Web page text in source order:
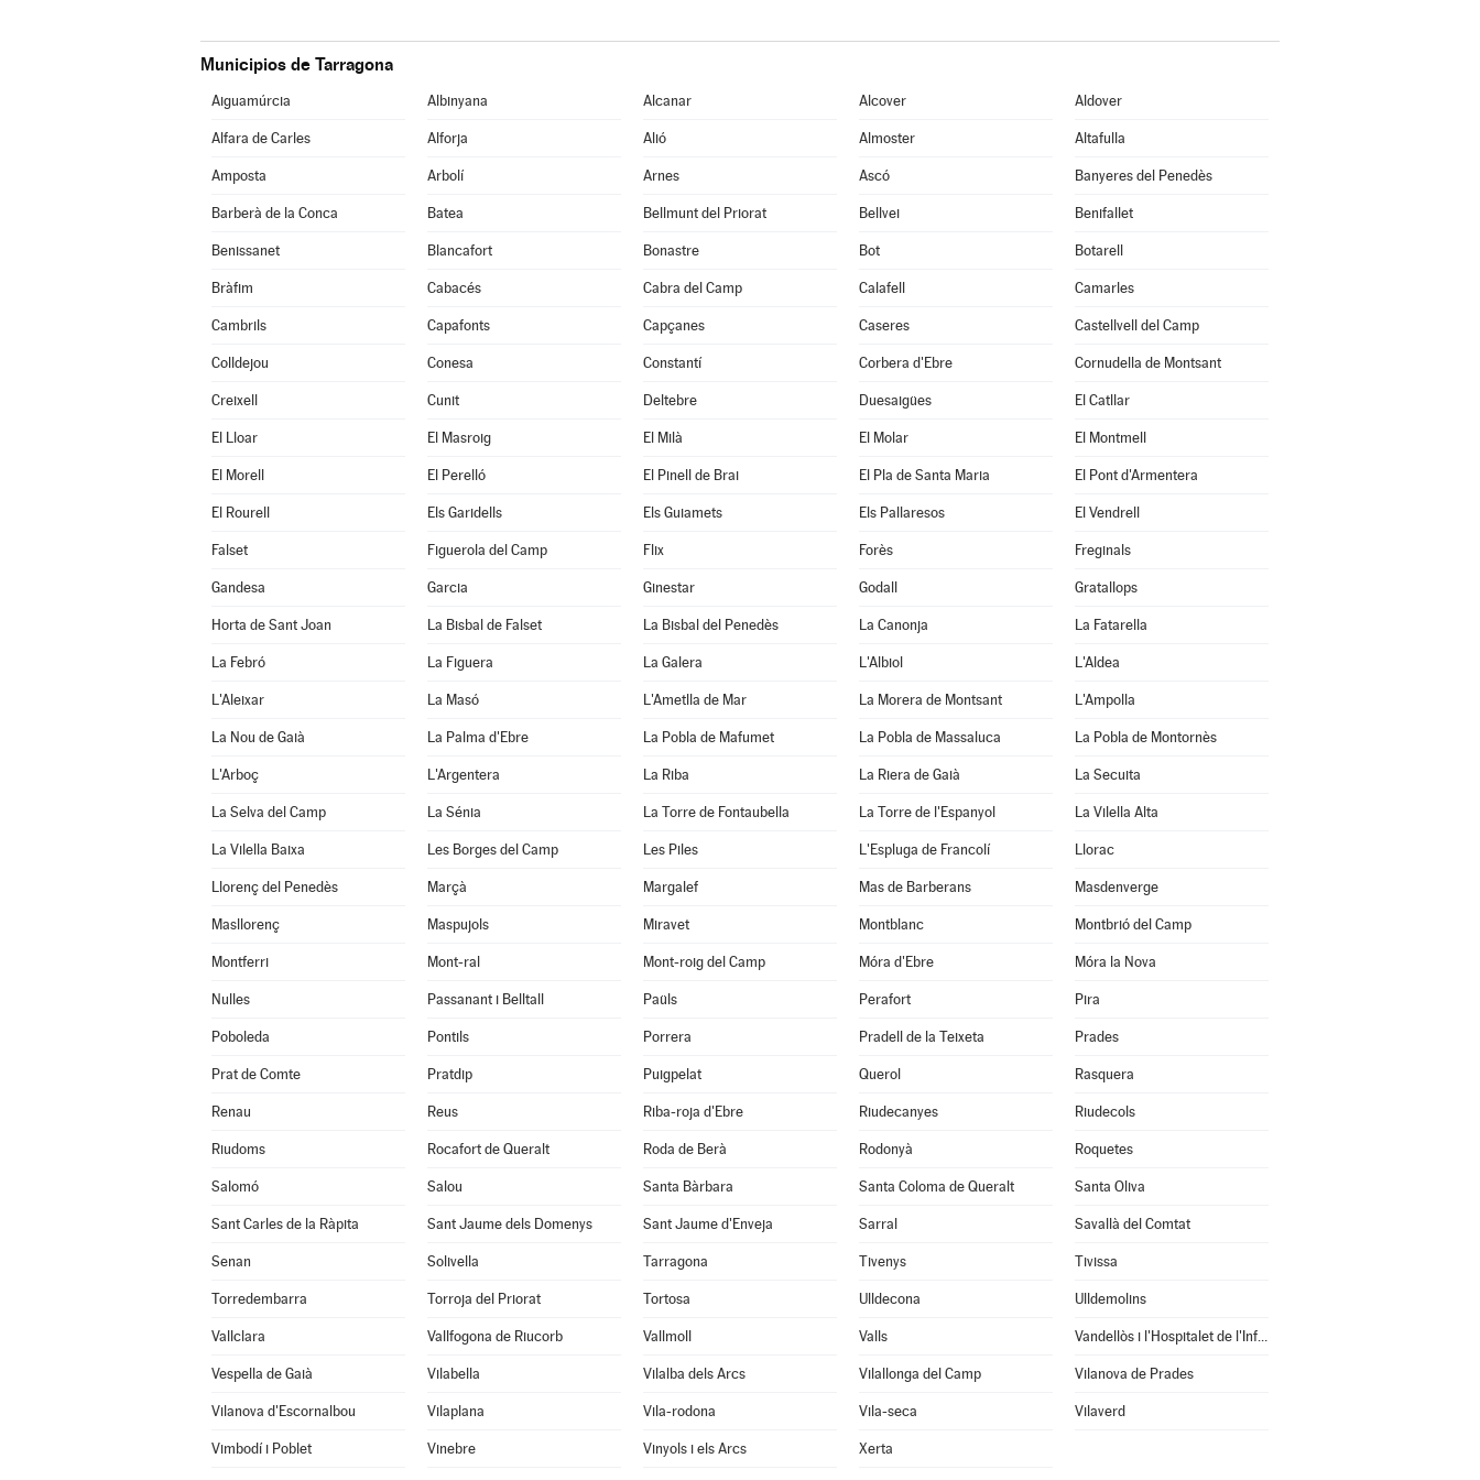
Municipios de Tarragona
Aiguamúrcia Albinyana Alcanar Alcover Aldover
Alfara de Carles Alforja Alió Almoster Altafulla
Amposta Arbolí Arnes Ascó Banyeres del Penedès
Barberà de la Conca Batea Bellmunt del Priorat Bellvei Benifallet
Benissanet Blancafort Bonastre Bot Botarell
Bràfim Cabacés Cabra del Camp Calafell Camarles
Cambrils Capafonts Capçanes Caseres Castellvell del Camp
Colldejou Conesa Constantí Corbera d'Ebre Cornudella de Montsant
Creixell Cunit Deltebre Duesaigües El Catllar
El Lloar El Masroig El Milà El Molar El Montmell
El Morell El Perelló El Pinell de Brai El Pla de Santa Maria El Pont d'Armentera
El Rourell Els Garidells Els Guiamets Els Pallaresos El Vendrell
Falset Figuerola del Camp Flix Forès Freginals
Gandesa Garcia Ginestar Godall Gratallops
Horta de Sant Joan La Bisbal de Falset La Bisbal del Penedès La Canonja La Fatarella
La Febró La Figuera La Galera L'Albiol L'Aldea
L'Aleixar La Masó L'Ametlla de Mar La Morera de Montsant L'Ampolla
La Nou de Gaià La Palma d'Ebre La Pobla de Mafumet La Pobla de Massaluca La Pobla de Montornès
L'Arboç L'Argentera La Riba La Riera de Gaià La Secuita
La Selva del Camp La Sénia La Torre de Fontaubella La Torre de l'Espanyol La Vilella Alta
La Vilella Baixa Les Borges del Camp Les Piles L'Espluga de Francolí Llorac
Llorenç del Penedès Marçà Margalef Mas de Barberans Masdenverge
Masllorenç Maspujols Miravet Montblanc Montbrió del Camp
Montferri Mont-ral Mont-roig del Camp Móra d'Ebre Móra la Nova
Nulles Passanant i Belltall Paüls Perafort Pira
Poboleda Pontils Porrera Pradell de la Teixeta Prades
Prat de Comte Pratdip Puigpelat Querol Rasquera
Renau Reus Riba-roja d'Ebre Riudecanyes Riudecols
Riudoms Rocafort de Queralt Roda de Berà Rodonyà Roquetes
Salomó Salou Santa Bàrbara Santa Coloma de Queralt Santa Oliva
Sant Carles de la Ràpita Sant Jaume dels Domenys Sant Jaume d'Enveja Sarral Savallà del Comtat
Senan Solivella Tarragona Tivenys Tivissa
Torredembarra Torroja del Priorat Tortosa Ulldecona Ulldemolins
Vallclara Vallfogona de Riucorb Vallmoll Valls Vandellòs i l'Hospitalet de l'Infant
Vespella de Gaià Vilabella Vilalba dels Arcs Vilallonga del Camp Vilanova de Prades
Vilanova d'Escornalbou Vilaplana Vila-rodona Vila-seca Vilaverd
Vimbodí i Poblet Vinebre Vinyols i els Arcs Xerta